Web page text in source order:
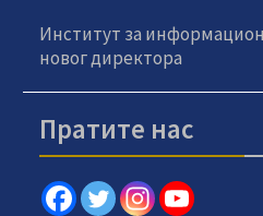
Институт за
новог директора
Пратите нас